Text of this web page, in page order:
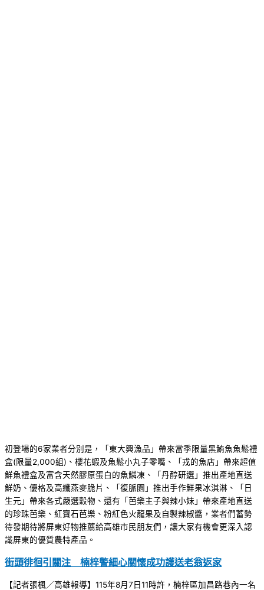
初登場的6家業者分別是，「東大興漁品」帶來當季限量黑鮪魚魚鬆禮
盒(限量2,000組)、櫻花蝦及魚鬆小丸子零嘴、「戎的魚店」帶來超值
鮮魚禮盒及富含天然膠原蛋白的魚鱗凍、「丹醇研選」推出產地直送
鮮奶、優格及高纖燕麥脆片、「復脈園」推出手作鮮果冰淇淋、「日
生元」帶來各式嚴選穀物、還有「芭樂主子與辣小妹」帶來產地直送
的珍珠芭樂、紅寶石芭樂、粉紅色火龍果及自製辣椒醬，業者們蓄勢
待發期待將屏東好物推薦給高雄市民朋友們，讓大家有機會更深入認
識屏東的優質農特產品。
街頭徘徊引關注 楠梓警細心關懷成功護送老翁返家
【記者張楓／高雄報導】115年8月7日11時許，楠梓區加昌路巷內一名